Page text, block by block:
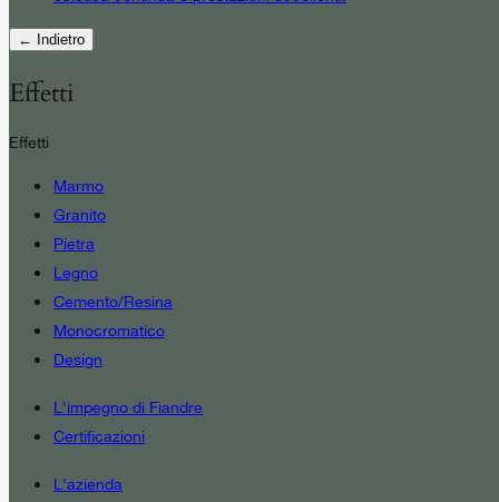
← Indietro
Effetti
Effetti
Marmo
Granito
Pietra
Legno
Cemento/Resina
Monocromatico
Design
L'impegno di Fiandre
Certificazioni
L'azienda